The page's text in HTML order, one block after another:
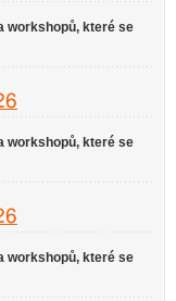
workshopů, které se
workshopů, které se
workshopů, které se